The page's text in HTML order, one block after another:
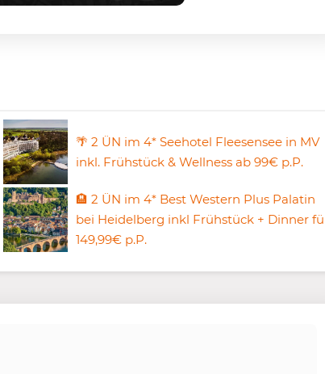
🌴 2 ÜN im 4* Seehotel Fleesensee in MV
inkl. Frühstück & Wellness ab 99€ p.P.
🏨 2 ÜN im 4* Best Western Plus Palatin
bei Heidelberg inkl Frühstück + Dinner
149,99€ p.P.